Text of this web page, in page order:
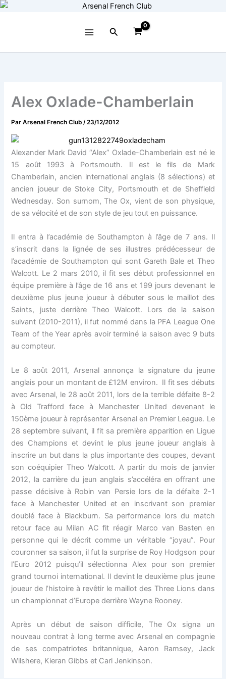
Aller
Rechercher
Alex Oxlade-Chamberlain
ParArsenal French Club/23/12/2012
Alexander Mark David “Alex” Oxlade-Chamberlain est né le
15 août 1993 à Portsmouth. Il est le fils de Mark
Chamberlain, ancien international anglais (8 sélections) et
ancien joueur de Stoke City, Portsmouth et de Sheffield
Wednesday. Son surnom, The Ox, vient de son physique,
de sa vélocité et de son style de jeu tout en puissance.
Il entra à l’académie de Southampton à l’âge de 7 ans. Il
s’inscrit dans la lignée de ses illustres prédécesseur de
l’académie de Southampton qui sont Gareth Bale et Theo
Walcott. Le 2 mars 2010, il fit ses début professionnel en
équipe première à l’âge de 16 ans et 199 jours devenant le
deuxième plus jeune joueur à débuter sous le maillot des
Saints, juste derrière Theo Walcott. Lors de la saison
suivant (2010-2011), il fut nommé dans la PFA League One
Team of the Year après avoir terminé la saison avec 9 buts
au compteur.
Le 8 août 2011, Arsenal annonça la signature du jeune
anglais pour un montant de £12M environ. Il fit ses débuts
avec Arsenal, le 28 août 2011, lors de la terrible défaite 8-2
à Old Trafford face à Manchester United devenant le
150ème joueur à représenter Arsenal en Premier League. Le
28 septembre suivant, il fit sa première apparition en Ligue
des Champions et devint le plus jeune joueur anglais à
inscrire un but dans la plus importante des coupes, devant
son coéquipier Theo Walcott. A partir du mois de janvier
2012, la carrière du jeun anglais s’accéléra en offrant une
passe décisive à Robin van Persie lors de la défaite 2-1
face à Manchester United et en inscrivant son premier
doublé face à Blackburn. Sa performance lors du match
retour face au Milan AC fit réagir Marco van Basten en
personne qui le décrit comme un véritable “joyau”. Pour
couronner sa saison, il fut la surprise de Roy Hodgson pour
l’Euro 2012 puisqu’il sélectionna Alex pour son premier
grand tournoi international. Il devint le deuxième plus jeune
joueur de l’histoire à revêtir le maillot des Three Lions dans
un championnat d’Europe derrière Wayne Rooney.
Après un début de saison difficile, The Ox signa un
nouveau contrat à long terme avec Arsenal en compagnie
de ses compatriotes britannique, Aaron Ramsey, Jack
Wilshere, Kieran Gibbs et Carl Jenkinson.